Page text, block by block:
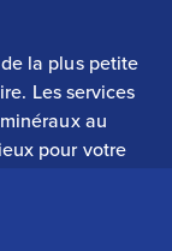
la plus petite
Les services
au
pour votre